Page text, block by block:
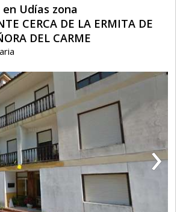
Udías zona
CERCA DE LA ERMITA DE
DEL CARME
›